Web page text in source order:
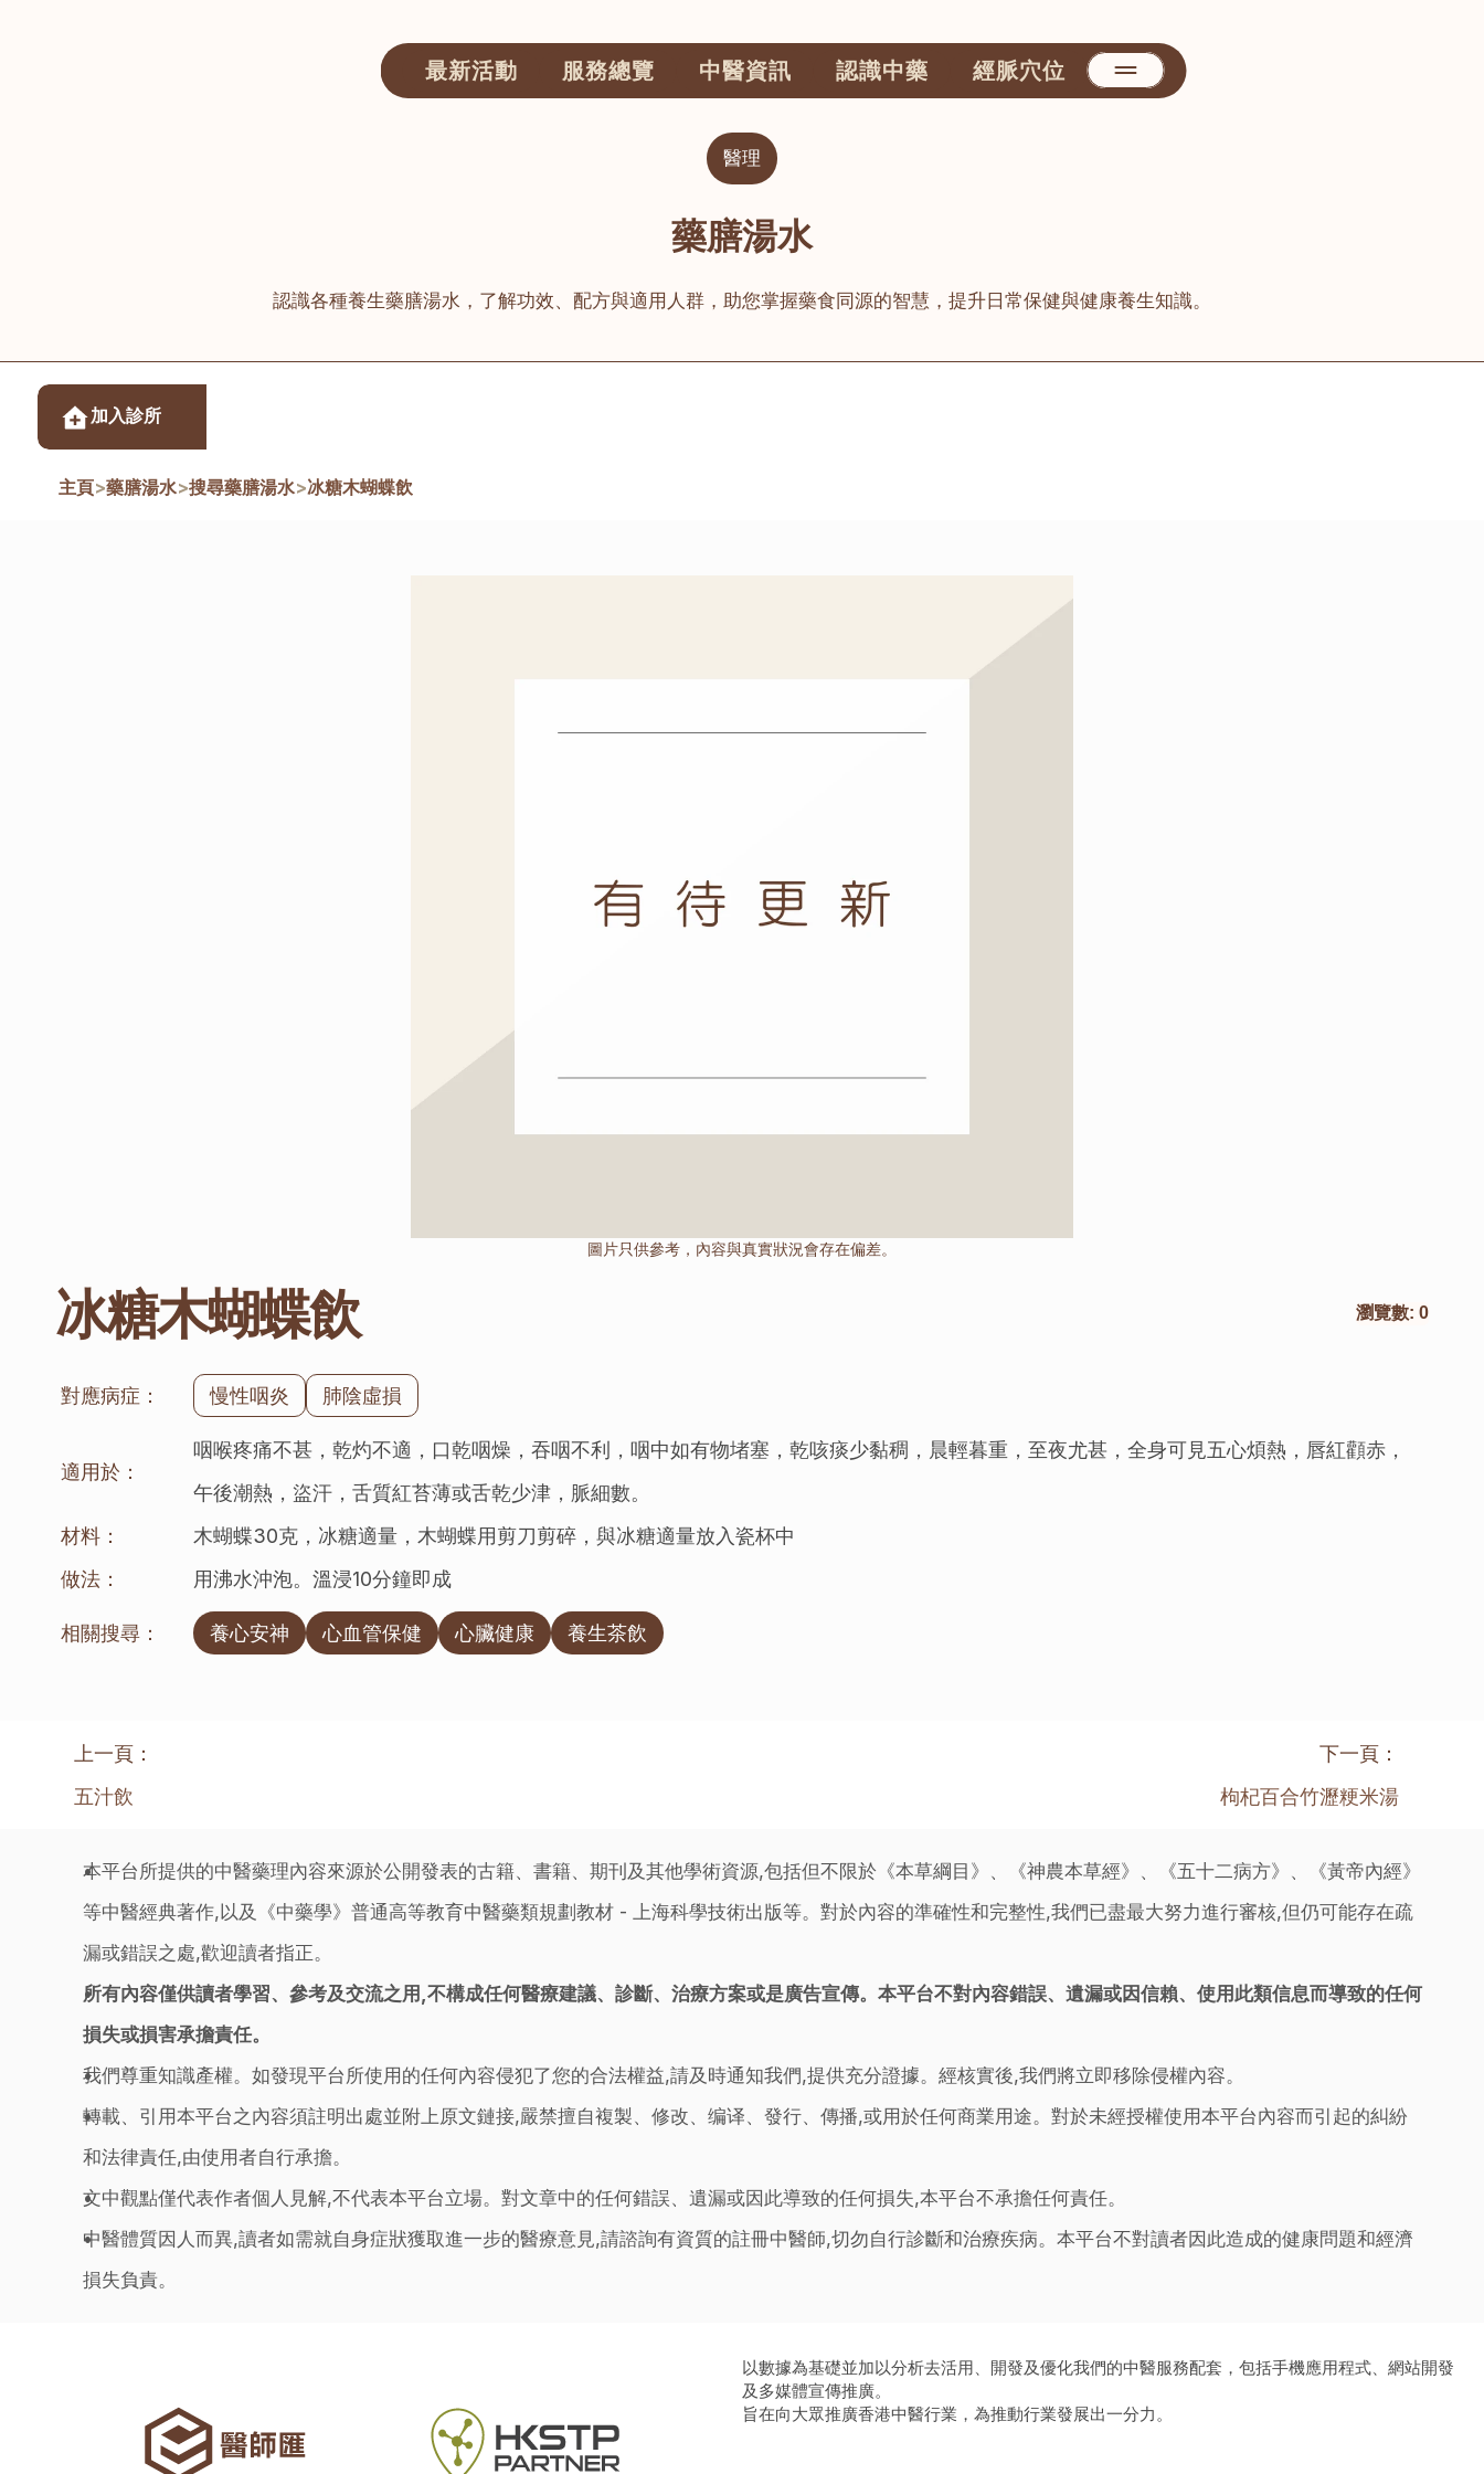
最新活動 服務總覽 中醫資訊 認識中藥 經脈穴位
醫理
藥膳湯水
認識各種養生藥膳湯水，了解功效、配方與適用人群，助您掌握藥食同源的智慧，提升日常保健與健康養生知識。
加入診所
主頁>藥膳湯水>搜尋藥膳湯水>冰糖木蝴蝶飲
冰糖木蝴蝶飲 瀏覽數: 0
對應病症： 慢性咽炎 肺陰虛損
適用於：
咽喉疼痛不甚，乾灼不適，口乾咽燥，吞咽不利，咽中如有物堵塞，乾咳痰少黏稠，晨輕暮重，至夜尤甚，全身可見五心煩熱，唇紅顴赤，
午後潮熱，盜汗，舌質紅苔薄或舌乾少津，脈細數。
材料：
木蝴蝶30克，冰糖適量，木蝴蝶用剪刀剪碎，與冰糖適量放入瓷杯中
做法：
用沸水沖泡。溫浸10分鐘即成
相關搜尋： 養心安神 心血管保健 心臟健康 養生茶飲
圖片只供參考，內容與真實狀況會存在偏差。
上一頁：
五汁飲
下一頁：
枸杞百合竹瀝粳米湯
本平台所提供的中醫藥理內容來源於公開發表的古籍、書籍、期刊及其他學術資源,包括但不限於《本草綱目》、《神農本草經》、《五十二病方》、《黃帝內經》
等中醫經典著作,以及《中藥學》普通高等教育中醫藥類規劃教材 - 上海科學技術出版等。對於內容的準確性和完整性,我們已盡最大努力進行審核,但仍可能存在疏
漏或錯誤之處,歡迎讀者指正。
所有內容僅供讀者學習、參考及交流之用,不構成任何醫療建議、診斷、治療方案或是廣告宣傳。本平台不對內容錯誤、遺漏或因信賴、使用此類信息而導致的任何
損失或損害承擔責任。
我們尊重知識產權。如發現平台所使用的任何內容侵犯了您的合法權益,請及時通知我們,提供充分證據。經核實後,我們將立即移除侵權內容。
轉載、引用本平台之內容須註明出處並附上原文鏈接,嚴禁擅自複製、修改、编译、發行、傳播,或用於任何商業用途。對於未經授權使用本平台內容而引起的糾紛
和法律責任,由使用者自行承擔。
文中觀點僅代表作者個人見解,不代表本平台立場。對文章中的任何錯誤、遺漏或因此導致的任何損失,本平台不承擔任何責任。
中醫體質因人而異,讀者如需就自身症狀獲取進一步的醫療意見,請諮詢有資質的註冊中醫師,切勿自行診斷和治療疾病。本平台不對讀者因此造成的健康問題和經濟
損失負責。
以數據為基礎並加以分析去活用、開發及優化我們的中醫服務配套，包括手機應用程式、網站開發
及多媒體宣傳推廣。
旨在向大眾推廣香港中醫行業，為推動行業發展出一分力。